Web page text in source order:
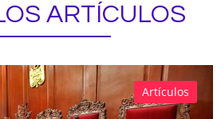
ARTÍCULOS
Artículos